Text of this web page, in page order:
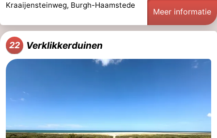
Kraaijensteinweg, Burgh-Haamstede
Meer informatie
22 Verklikkerduinen